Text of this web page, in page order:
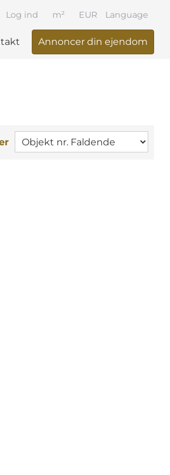
Language
Annoncer din ejendom
Log ind EUR
m²